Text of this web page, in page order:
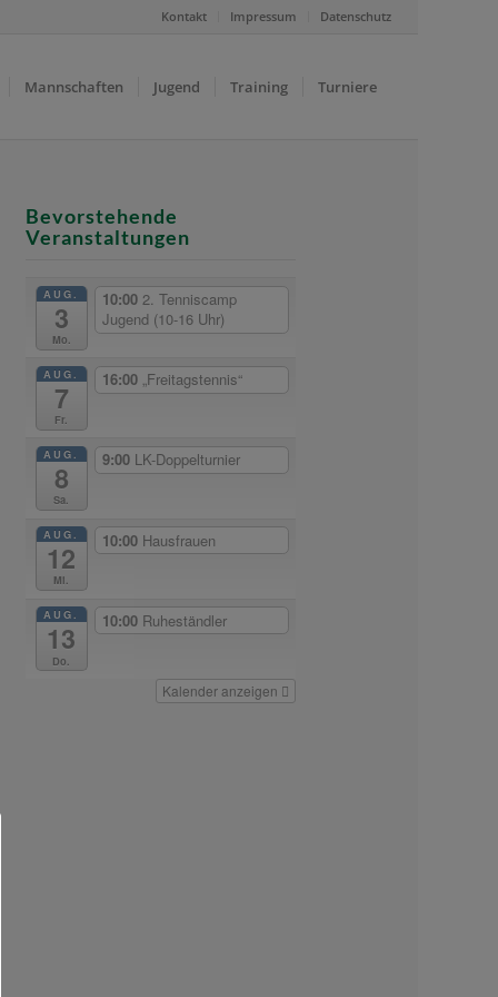
Kontakt Impressum Datenschutz
Mannschaften Jugend Training Turniere
Bevorstehende
Veranstaltungen
AUG.
3
Mo.
10:00 2. Tenniscamp
Jugend (10-16 Uhr)
AUG.
7
Fr.
16:00 „Freitagstennis“
AUG.
8
Sa.
9:00 LK-Doppelturnier
AUG.
12
Mi.
10:00 Hausfrauen
AUG.
13
Do.
10:00 Ruheständler
Kalender anzeigen